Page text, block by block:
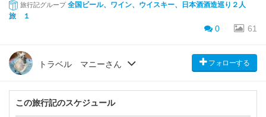
旅行記グループ 全国ビール、ワイン、ウイスキー、日本酒酒造巡り２人
旅 １
0 61
トラベル マニーさん フォローする
この旅行記のスケジュール